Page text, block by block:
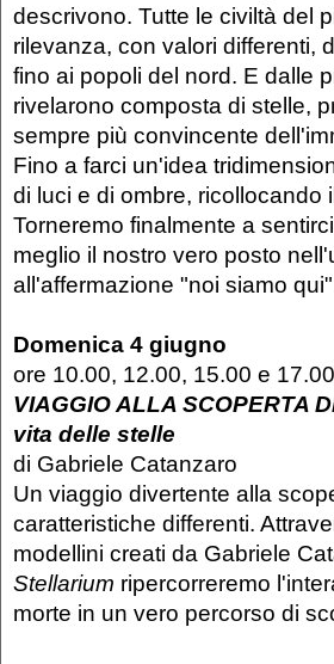
descrivono. Tutte le civiltà del
rilevanza, con valori differenti,
fino ai popoli del nord. E dalle
rivelarono composta di stelle,
sempre più convincente
Fino a farci un'idea
di luci e di ombre, ricollocando
Torneremo finalmente a
meglio il nostro vero posto
all'affermazione "noi siamo
Domenica 4 giugno
ore 10.00, 12.00, 15.00 e 17.00
VIAGGIO ALLA SCOPERTA
vita delle stelle
di Gabriele Catanzaro
Un viaggio divertente alla
caratteristiche differenti.
modellini creati da Gabriele
Stellarium ripercorreremo
morte in un vero percorso di